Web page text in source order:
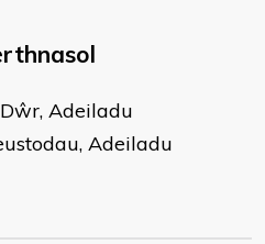
Adeiladu
Adeiladu